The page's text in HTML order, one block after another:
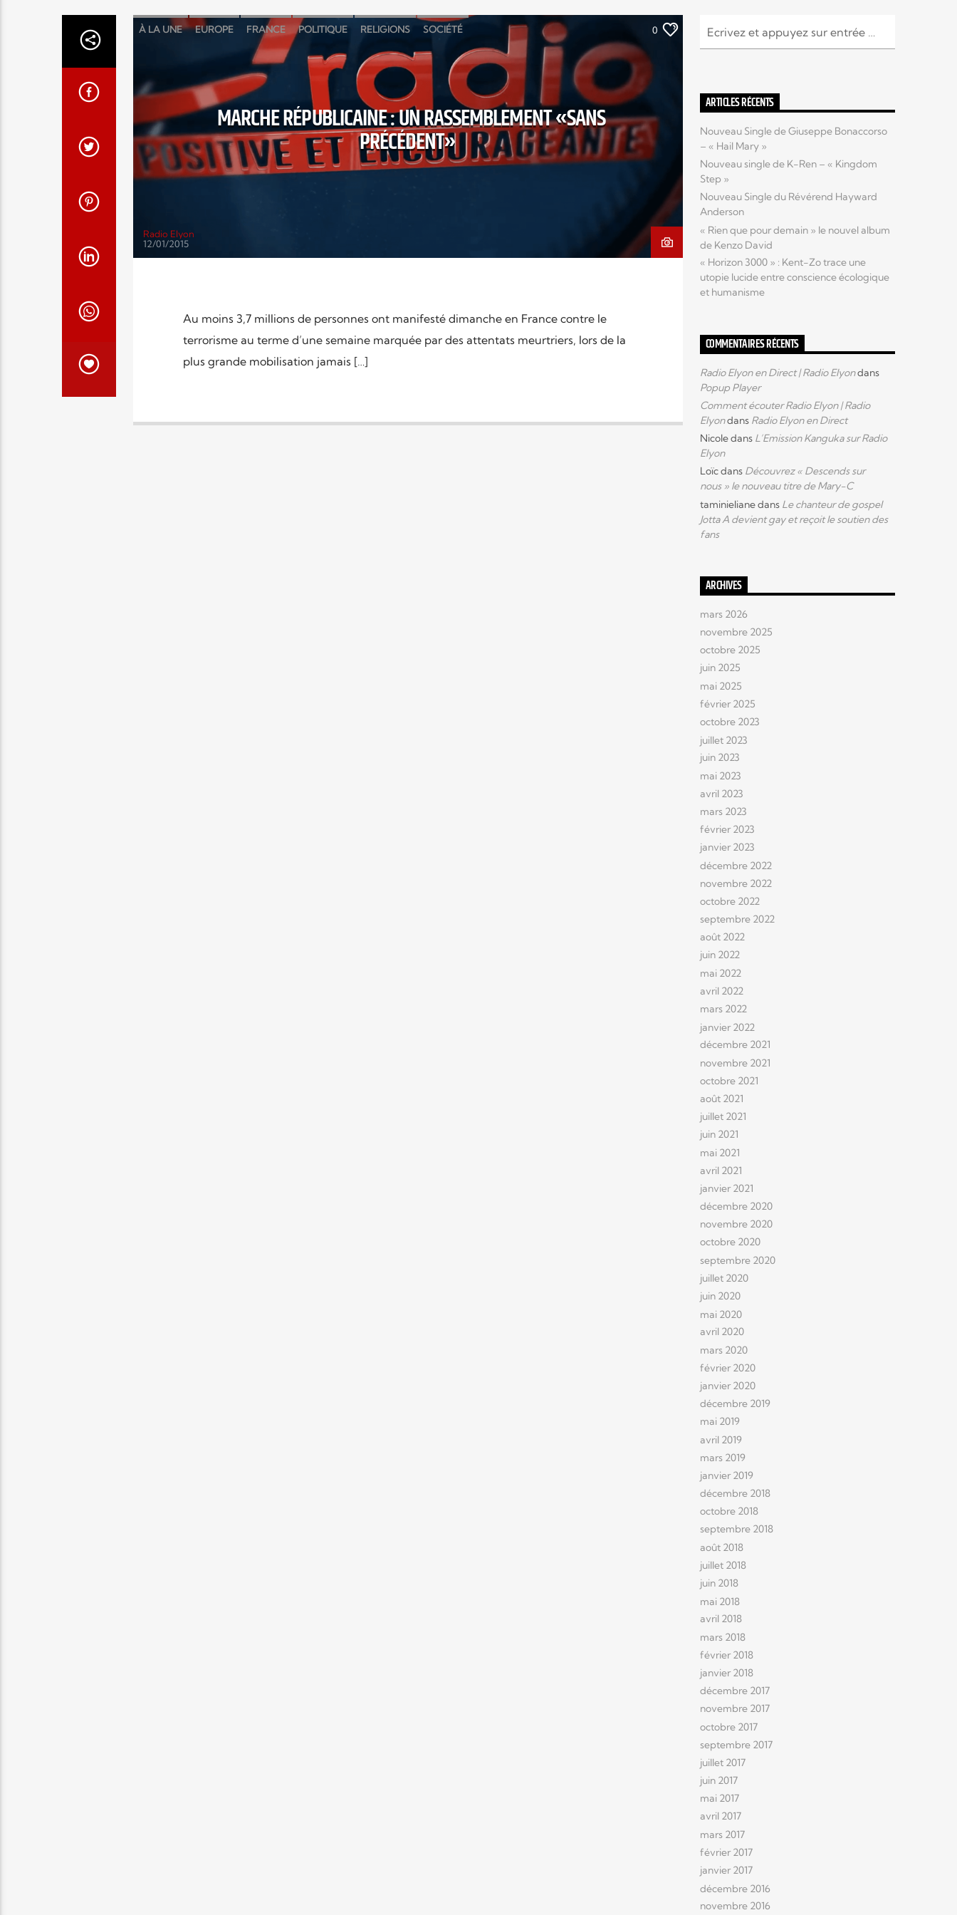
À LA UNE EUROPE FRANCE POLITIQUE RELIGIONS SOCIÉTÉ 0
MARCHE RÉPUBLICAINE : UN RASSEMBLEMENT «SANS
PRÉCÉDENT»
Radio Elyon
12/01/2015
Au moins 3,7 millions de personnes ont manifesté dimanche en France contre le
terrorisme au terme d’une semaine marquée par des attentats meurtriers, lors de la
plus grande mobilisation jamais […]
ARTICLES RÉCENTS
Nouveau Single de Giuseppe Bonaccorso
– « Hail Mary »
Nouveau single de K-Ren – « Kingdom
Step »
Nouveau Single du Révérend Hayward
Anderson
« Rien que pour demain » le nouvel album
de Kenzo David
« Horizon 3000 » : Kent-Zo trace une
utopie lucide entre conscience écologique
et humanisme
COMMENTAIRES RÉCENTS
Radio Elyon en Direct | Radio Elyondans
Popup Player
Comment écouter Radio Elyon | Radio
Elyondans Radio Elyon en Direct
Nicoledans L’Emission Kanguka sur Radio
Elyon
Loïcdans Découvrez « Descends sur
nous » le nouveau titre de Mary-C
taminielianedans Le chanteur de gospel
Jotta A devient gay et reçoit le soutien des
fans
ARCHIVES
mars 2026
novembre 2025
octobre 2025
juin 2025
mai 2025
février 2025
octobre 2023
juillet 2023
juin 2023
mai 2023
avril 2023
mars 2023
février 2023
janvier 2023
décembre 2022
novembre 2022
octobre 2022
septembre 2022
août 2022
juin 2022
mai 2022
avril 2022
mars 2022
janvier 2022
décembre 2021
novembre 2021
octobre 2021
août 2021
juillet 2021
juin 2021
mai 2021
avril 2021
janvier 2021
décembre 2020
novembre 2020
octobre 2020
septembre 2020
juillet 2020
juin 2020
mai 2020
avril 2020
mars 2020
février 2020
janvier 2020
décembre 2019
mai 2019
avril 2019
mars 2019
janvier 2019
décembre 2018
octobre 2018
septembre 2018
août 2018
juillet 2018
juin 2018
mai 2018
avril 2018
mars 2018
février 2018
janvier 2018
décembre 2017
novembre 2017
octobre 2017
septembre 2017
juillet 2017
juin 2017
mai 2017
avril 2017
mars 2017
février 2017
janvier 2017
décembre 2016
novembre 2016